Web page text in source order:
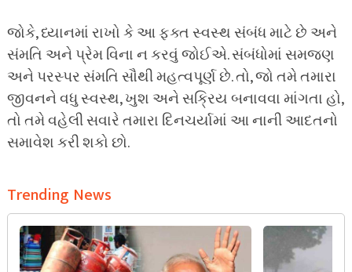
જોકે, ધ્યાનમાં રાખો કે આ ફક્ત સ્વસ્થ સંબંધ માટે છે અને
સંમતિ અને પ્રેમ વિના ન કરવું જોઈએ. સંબંધોમાં સમજણ
અને પરસ્પર સંમતિ સૌથી મહત્વપૂર્ણ છે. તો, જો તમે તમારા
જીવનને વધુ સ્વસ્થ, ખુશ અને સક્રિય બનાવવા માંગતા હો,
તો તમે વહેલી સવારે તમારા દિનચર્યામાં આ નાની આદતનો
સમાવેશ કરી શકો છો.
Trending News